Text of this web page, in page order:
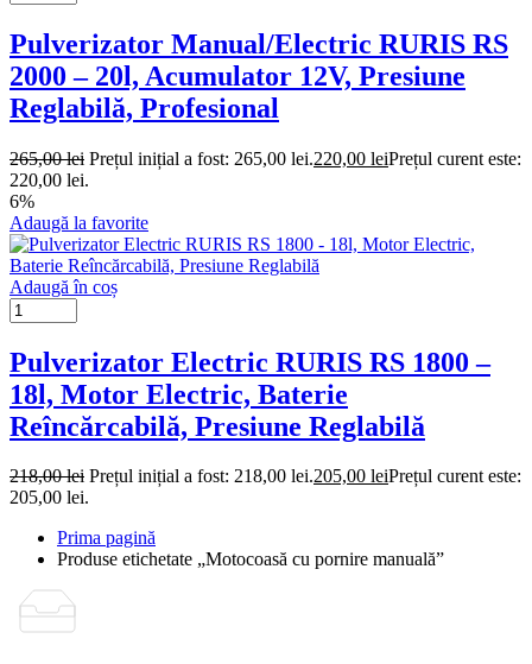
Pulverizator Manual/Electric RURIS RS
2000 – 20l, Acumulator 12V, Presiune
Reglabilă, Profesional
265,00lei Prețul inițial a fost: 265,00 lei.220,00 leiPrețul curent este:
220,00 lei.
6%
Adaugă la favorite
Adaugă în coș
Pulverizator Electric RURIS RS 1800 –
18l, Motor Electric, Baterie
Reîncărcabilă, Presiune Reglabilă
218,00lei Prețul inițial a fost: 218,00 lei.205,00 leiPrețul curent este:
205,00 lei.
Prima pagină
Produse etichetate „Motocoasă cu pornire manuală”